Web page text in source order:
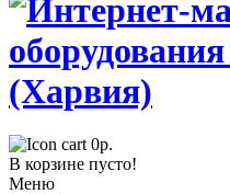
0р.
В корзине пусто!
Меню